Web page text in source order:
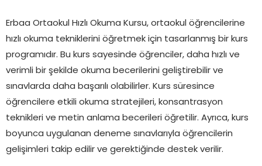
Erbaa Ortaokul Hızlı Okuma Kursu, ortaokul öğrencilerine
hızlı okuma tekniklerini öğretmek için tasarlanmış bir kurs
programıdır. Bu kurs sayesinde öğrenciler, daha hızlı ve
verimli bir şekilde okuma becerilerini geliştirebilir ve
sınavlarda daha başarılı olabilirler. Kurs süresince
öğrencilere etkili okuma stratejileri, konsantrasyon
teknikleri ve metin anlama becerileri öğretilir. Ayrıca, kurs
boyunca uygulanan deneme sınavlarıyla öğrencilerin
gelişimleri takip edilir ve gerektiğinde destek verilir.